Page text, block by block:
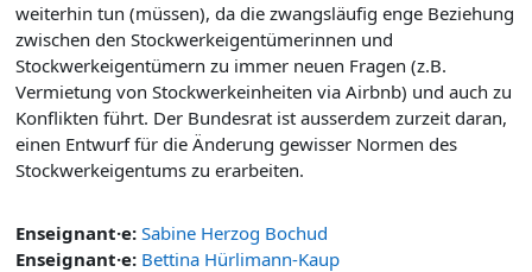
weiterhin tun (müssen), da die zwangsläufig enge Beziehung
zwischen den Stockwerk­eigentümerinnen und
Stockwerkeigentümern zu immer neuen Fragen (z.B.
Vermietung von Stockwerkeinheiten via Airbnb) und auch zu
Konflikten führt. Der Bundesrat ist ausserdem zurzeit daran,
einen Entwurf für die Änderung gewisser Normen des
Stockwerkeigentums zu erarbeiten.
Enseignant·e: Sabine Herzog Bochud
Enseignant·e: Bettina Hürlimann-Kaup